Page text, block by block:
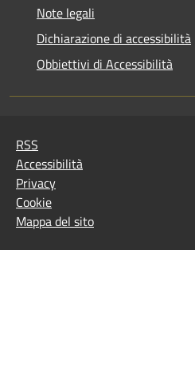
Note legali
Dichiarazione di accessibilità
Obbiettivi di Accessibilità
RSS
Accessibilità
Privacy
Cookie
Mappa del sito